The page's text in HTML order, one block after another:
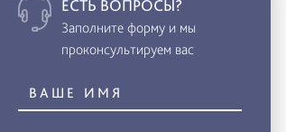
ЕСТЬ ВОПРОСЫ?
Заполните форму и мы
проконсультируем вас